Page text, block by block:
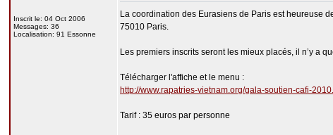
Inscrit le: 04 Oct 2006
Messages: 36
Localisation: 91 Essonne
La coordination des Eurasiens de Paris est heureuse
75010 Paris.
Les premiers inscrits seront les mieux placés, il n’y a
Télécharger l'affiche et le menu :
http://www.rapatries-vietnam.org/gala-soutien-cafi-
Tarif : 35 euros par personne